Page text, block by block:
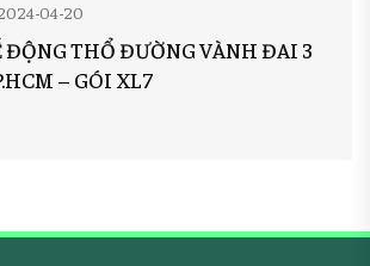
04-20
ĐỘNG THỔ ĐƯỜNG VÀNH ĐAI 3
– GÓI XL7